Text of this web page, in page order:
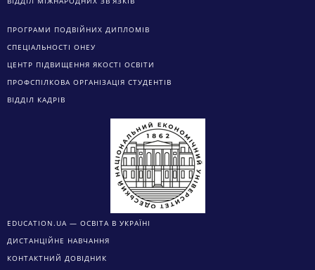
ПРОГРАМИ ПОДВІЙНИХ ДИПЛОМІВ
СПЕЦІАЛЬНОСТІ ОНЕУ
ЦЕНТР ПІДВИЩЕННЯ ЯКОСТІ ОСВІТИ
ПРОФСПІЛКОВА ОРГАНІЗАЦІЯ СТУДЕНТІВ
ВІДДІЛ КАДРІВ
EDUCATION.UA — ОСВІТА В УКРАЇНІ
ДИСТАНЦІЙНЕ НАВЧАННЯ
КОНТАКТНИЙ ДОВІДНИК